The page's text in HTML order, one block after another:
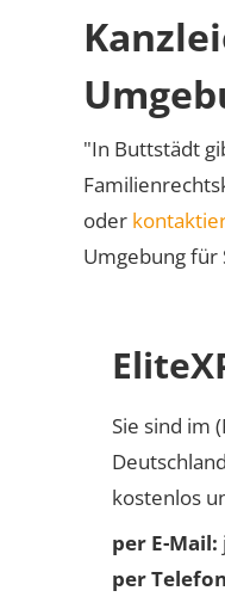
"In Buttstädt
oder
Umgebung für
Sie sind im
kostenlos
per E-Mail:
per